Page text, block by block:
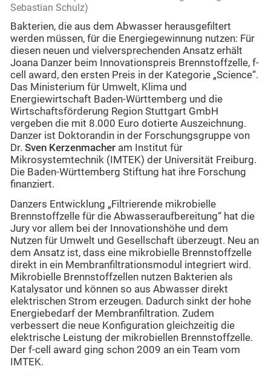
Sebastian Schulz)
Bakterien, die aus dem Abwasser herausgefiltert
werden müssen, für die Energiegewinnung nutzen: Für
diesen neuen und vielversprechenden Ansatz erhält
Joana Danzer beim Innovationspreis Brennstoffzelle, f-
cell award, den ersten Preis in der Kategorie „Science“.
Das Ministerium für Umwelt, Klima und
Energiewirtschaft Baden-Württemberg und die
Wirtschaftsförderung Region Stuttgart GmbH
vergeben die mit 8.000 Euro dotierte Auszeichnung.
Danzer ist Doktorandin in der Forschungsgruppe von
Dr. Sven Kerzenmacher am Institut für
Mikrosystemtechnik (IMTEK) der Universität Freiburg.
Die Baden-Württemberg Stiftung hat ihre Forschung
finanziert.
Danzers Entwicklung „Filtrierende mikrobielle
Brennstoffzelle für die Abwasseraufbereitung“ hat die
Jury vor allem bei der Innovationshöhe und dem
Nutzen für Umwelt und Gesellschaft überzeugt. Neu an
dem Ansatz ist, dass eine mikrobielle Brennstoffzelle
direkt in ein Membranfiltrationsmodul integriert wird.
Mikrobielle Brennstoffzellen nutzen Bakterien als
Katalysator und können so aus Abwasser direkt
elektrischen Strom erzeugen. Dadurch sinkt der hohe
Energiebedarf der Membranfiltration. Zudem
verbessert die neue Konfiguration gleichzeitig die
elektrische Leistung der mikrobiellen Brennstoffzelle.
Der f-cell award ging schon 2009 an ein Team vom
IMTEK.